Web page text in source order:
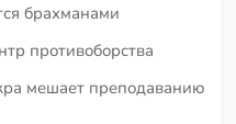
брахманами
противоборства
мешает преподаванию